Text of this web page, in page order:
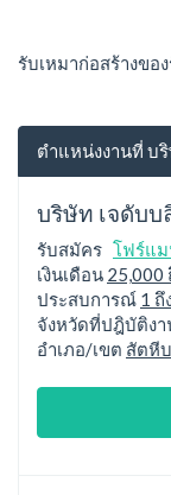
รับเหมาก่อสร้างขอ
ตำแหน่งงานที่ บ
บริษัท เจดับบ
รับสมัคร โฟร์แ
เงินเดือน 25,000
ประสบการณ์ 1 ถึ
จังหวัดที่ปฎิบัติงา
อำเภอ/เขต สัตหี